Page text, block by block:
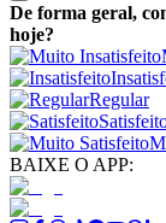
De forma geral,
hoje?
Regular
BAIXE O APP: